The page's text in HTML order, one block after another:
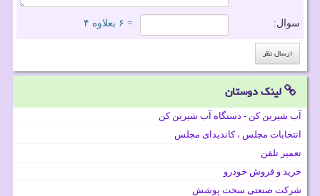
سوال: = ۶ بعلاوه ۴
لینک دوستان
آب شیرین کن - دستگاه آب شیرین کن
انتخابات مجلس ، کاندیدای مجلس
تعمیر تلفن
خرید و فروش خودرو
شرکت صنعتی سخت پوشش